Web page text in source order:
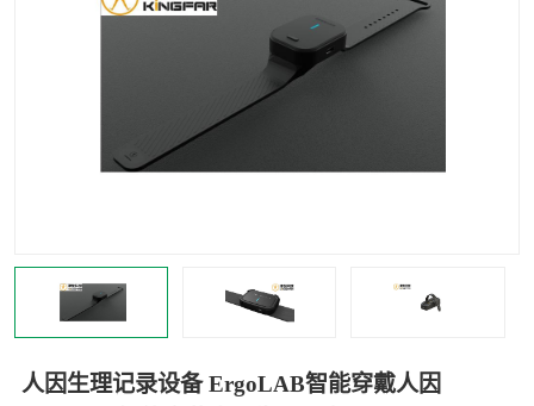
人因生理记录设备 ErgoLAB智能穿戴人因
行为观察与表情分析 动作捕捉与生物力学
人机交互实验室
神经营销与消费行为实验